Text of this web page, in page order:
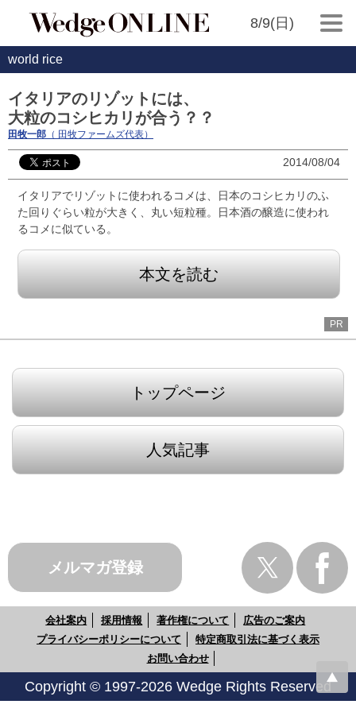
8/9(日)
world rice
イタリアのリゾットには、
大粒のコシヒカリが合う？？
田牧一郎 （ 田牧ファームズ代表）
2014/08/04
イタリアでリゾットに使われるコメは、日本のコシヒカリのふ
た回りぐらい粒が大きく、丸い短粒種。日本酒の醸造に使われ
るコメに似ている。
本文を読む
PR
トップページ
人気記事
メルマガ登録
会社案内 採用情報 著作権について
広告のご案内
プライバシーポリシーについて
特定商取引法に基づく表示
お問い合わせ
Copyright © 1997-2026 Wedge Rights Reserved